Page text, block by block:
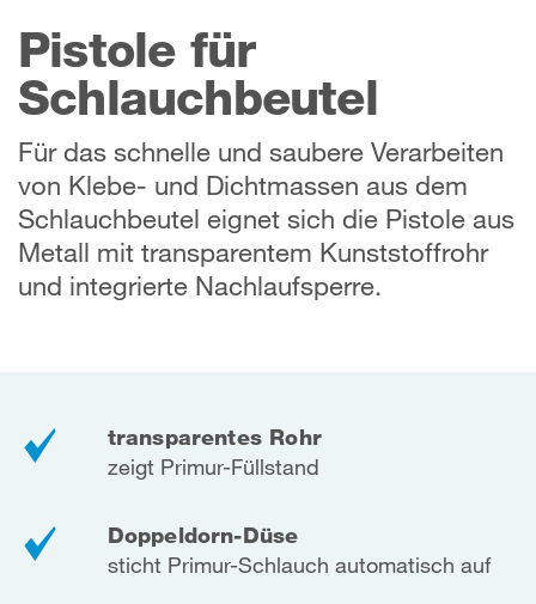
Pistole für
Schlauchbeutel
Für das schnelle und saubere Verarbeiten
von Klebe- und Dichtmassen aus dem
Schlauchbeutel eignet sich die Pistole aus
Metall mit transparentem Kunststoffrohr
und integrierte Nachlaufsperre.
transparentes Rohr
zeigt Primur-Füllstand
Doppeldorn-Düse
sticht Primur-Schlauch automatisch auf